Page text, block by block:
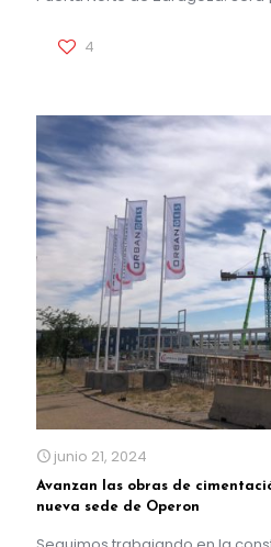
4
junio 21, 2024
Avanzan las obras de
nueva sede de Operon